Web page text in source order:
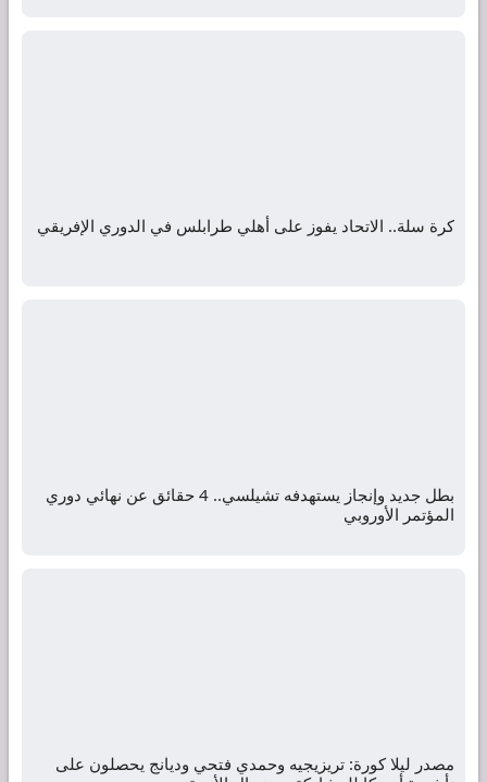
كرة سلة.. الاتحاد يفوز على أهلي طرابلس في الدوري الإفريقي
بطل جديد وإنجاز يستهدفه تشيلسي.. 4 حقائق عن نهائي دوري
المؤتمر الأوروبي
مصدر ليلا كورة: تريزيجيه وحمدي فتحي وديانج يحصلون على